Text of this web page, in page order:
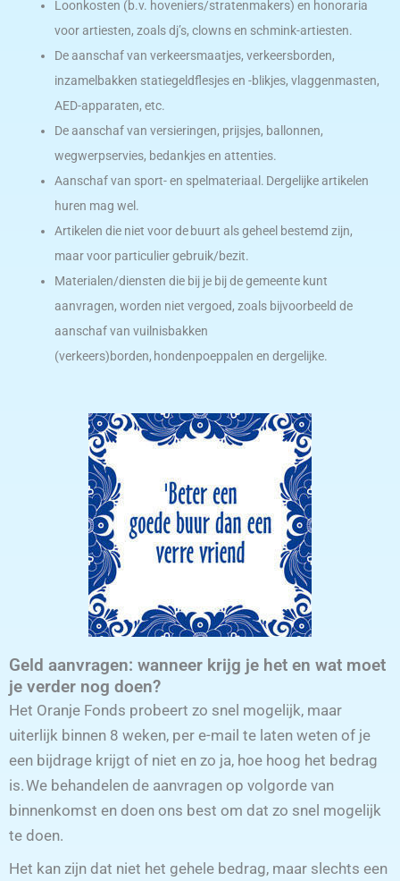
Loonkosten (b.v. hoveniers/stratenmakers) en honoraria
voor artiesten, zoals dj’s, clowns en schmink-artiesten.
De aanschaf van verkeersmaatjes, verkeersborden,
inzamelbakken statiegeldflesjes en -blikjes, vlaggenmasten,
AED-apparaten, etc.
De aanschaf van versieringen, prijsjes, ballonnen,
wegwerpservies, bedankjes en attenties.
Aanschaf van sport- en spelmateriaal. Dergelijke artikelen
huren mag wel.
Artikelen die niet voor de buurt als geheel bestemd zijn,
maar voor particulier gebruik/bezit.
Materialen/diensten die bij je bij de gemeente kunt
aanvragen, worden niet vergoed, zoals bijvoorbeeld de
aanschaf van vuilnisbakken
(verkeers)borden, hondenpoeppalen en dergelijke.
Geld aanvragen: wanneer krijg je het en wat moet
je verder nog doen?
Het Oranje Fonds probeert zo snel mogelijk, maar
uiterlijk binnen 8 weken, per e-mail te laten weten of je
een bijdrage krijgt of niet en zo ja, hoe hoog het bedrag
is. We behandelen de aanvragen op volgorde van
binnenkomst en doen ons best om dat zo snel mogelijk
te doen.
Het kan zijn dat niet het gehele bedrag, maar slechts een